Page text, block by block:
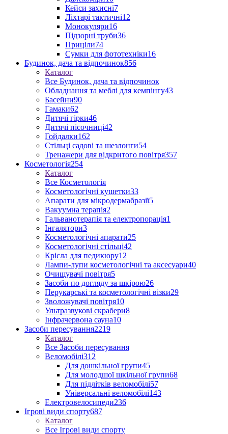
Кейси захисні7
Ліхтарі тактичні12
Монокуляри16
Підзорні труби36
Приціли74
Сумки для фототехніки16
Будинок, дача та відпочинок856
Каталог
Все Будинок, дача та відпочинок
Обладнання та меблі для кемпінгу43
Басейни90
Гамаки62
Дитячі гірки46
Дитячі пісочниці42
Гойдалки162
Стільці садові та шезлонги54
Тренажери для відкритого повітря357
Косметологія254
Каталог
Все Косметологія
Косметологічні кушетки33
Апарати для мікродермабразії5
Вакуумна терапія2
Гальванотерапія та електропорація1
Інгалятори3
Косметологічні апарати25
Косметологічні стільці42
Крісла для педикюру12
Лампи-лупи косметологічні та аксесуари40
Очищувачі повітря5
Засоби по догляду за шкірою26
Перукарські та косметологічні візки29
Зволожувачі повітря10
Ультразвукові скрабери8
Інфрачервона сауна10
Засоби пересування2219
Каталог
Все Засоби пересування
Веломобілі312
Для дошкільної групи45
Для молодшої шкільної групи68
Для підлітків веломобілі57
Універсальні веломобілі143
Електровелосипеди236
Ігрові види спорту687
Каталог
Все Ігрові види спорту